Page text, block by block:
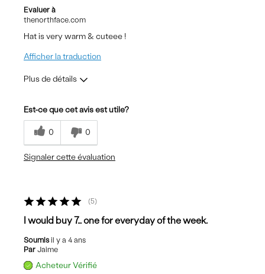
Evaluer à
thenorthface.com
Hat is very warm & cuteee !
Afficher la traduction
Plus de détails
Casual Wear
Sizing
Est-ce que cet avis est utile?
0 0
Signaler cette évaluation
5
I would buy 7… one for everyday of the week.
Soumisil y a 4 ans
Par Jaime
Acheteur Vérifié